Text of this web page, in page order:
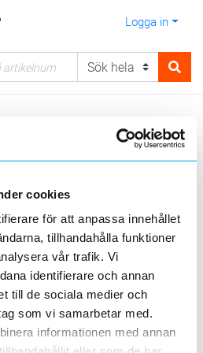
cookies
för att anpassa innehållet
tillhandahålla funktioner
vår trafik. Vi
identifierare och annan
till de sociala medier och
som vi samarbetar med.
informationen med annan
Logga in
20 50 100 200
Alla 1 st